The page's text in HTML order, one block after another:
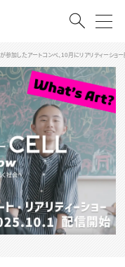
会員登録
加したアートコンペ、10月にリアリティーショ